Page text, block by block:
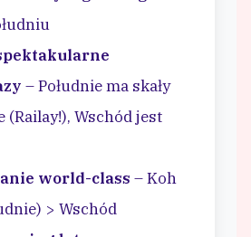
– Południe ma skały
(Railay!), Wschód jest
world-class – Koh
> Wschód